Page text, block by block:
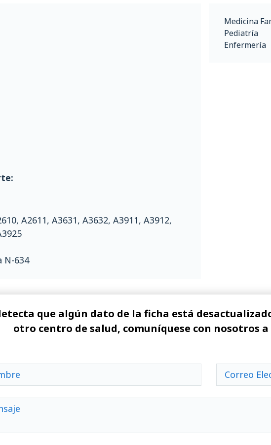
A2611, A3631, A3632, A3911, A3912,
N-634
Medicina
Pediatría
Enfermería
que algún dato de la ficha está
otro centro de salud, comuníquese con nosotros